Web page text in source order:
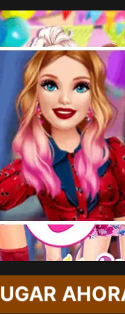
JUGAR AHORA